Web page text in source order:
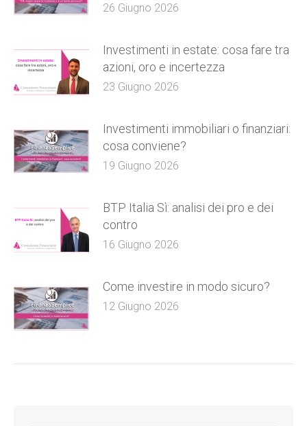
26 Giugno 2026
Investimenti in estate: cosa fare tra
azioni, oro e incertezza
23 Giugno 2026
Investimenti immobiliari o finanziari:
cosa conviene?
19 Giugno 2026
BTP Italia Sì: analisi dei pro e dei
contro
16 Giugno 2026
Come investire in modo sicuro?
12 Giugno 2026